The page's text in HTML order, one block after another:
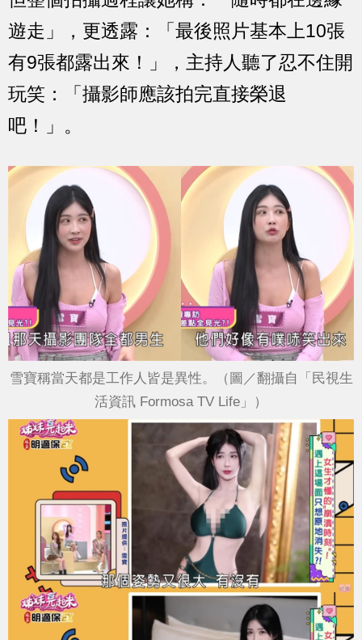
遊走」，更透露：「最後照片基本上10張
有9張都露出來！」，主持人聽了忍不住開
玩笑：「攝影師應該拍完直接榮退
吧！」。
雪寶稱當天都是工作人皆是異性。（圖／翻攝自「民視生
活資訊 Formosa TV Life」）